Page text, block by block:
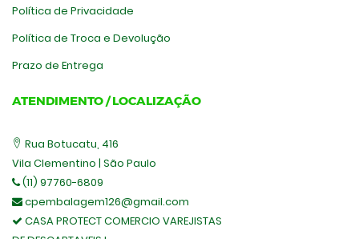
Política de Privacidade
Política de Troca e Devolução
Prazo de Entrega
ATENDIMENTO / LOCALIZAÇÃO
Rua Botucatu, 416
Vila Clementino | São Paulo
(11) 97760-6809
cpembalagem126@gmail.com
CASA PROTECT COMERCIO VAREJISTAS